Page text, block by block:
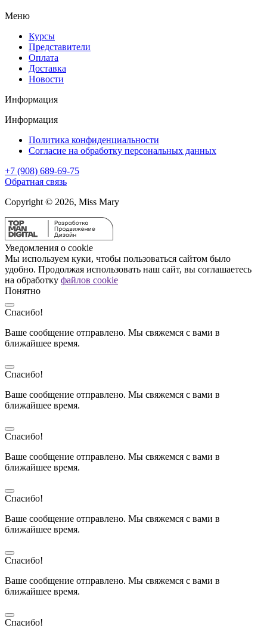
Меню
Курсы
Представители
Оплата
Доставка
Новости
Информация
Информация
Политика конфиденциальности
Согласие на обработку персональных данных
+7 (908) 689-69-75
Обратная связь
Copyright © 2026, Miss Mary
Уведомления о cookie
Мы используем куки, чтобы пользоваться сайтом было
удобно. Продолжая использовать наш сайт, вы соглашаетесь
на обработку файлов cookie
Понятно
Спасибо!
Ваше сообщение отправлено. Мы свяжемся с вами в
ближайшее время.
Спасибо!
Ваше сообщение отправлено. Мы свяжемся с вами в
ближайшее время.
Спасибо!
Ваше сообщение отправлено. Мы свяжемся с вами в
ближайшее время.
Спасибо!
Ваше сообщение отправлено. Мы свяжемся с вами в
ближайшее время.
Спасибо!
Ваше сообщение отправлено. Мы свяжемся с вами в
ближайшее время.
Спасибо!